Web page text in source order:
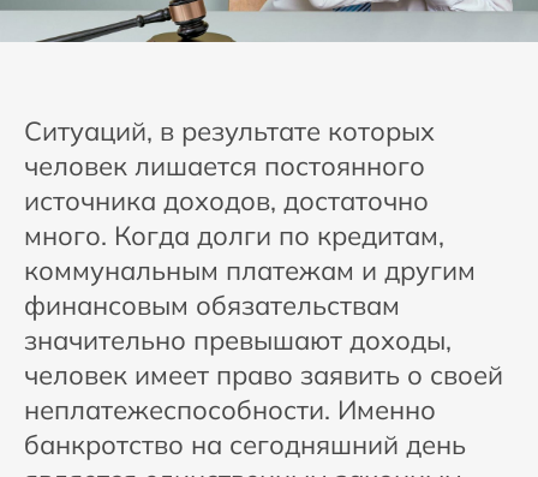
Ситуаций, в результате которых
человек лишается постоянного
источника доходов, достаточно
много. Когда долги по кредитам,
коммунальным платежам и другим
финансовым обязательствам
значительно превышают доходы,
человек имеет право заявить о своей
неплатежеспособности. Именно
банкротство на сегодняшний день